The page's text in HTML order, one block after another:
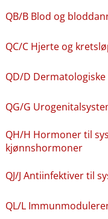
QB​/​B Blod og
QC​/​C Hjerte og
QD​/​D
QG​/​G
QH​/​H Hormoner til
kjønnshormoner
QJ​/​J Antiinfektiver til
QL​/​L